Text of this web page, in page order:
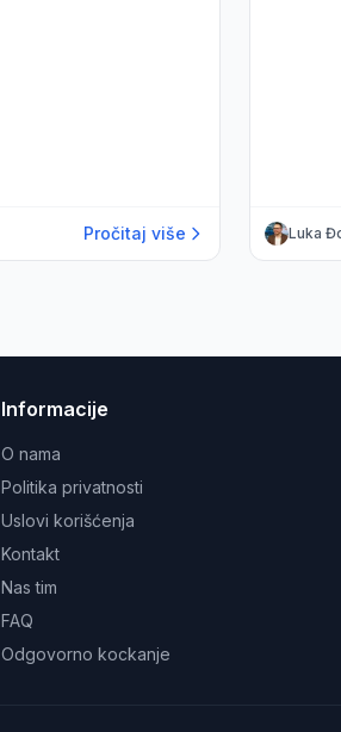
Pročitaj više Luka
Informacije
O nama
Politika privatnosti
Uslovi korišćenja
Kontakt
Nas tim
FAQ
Odgovorno kockanje